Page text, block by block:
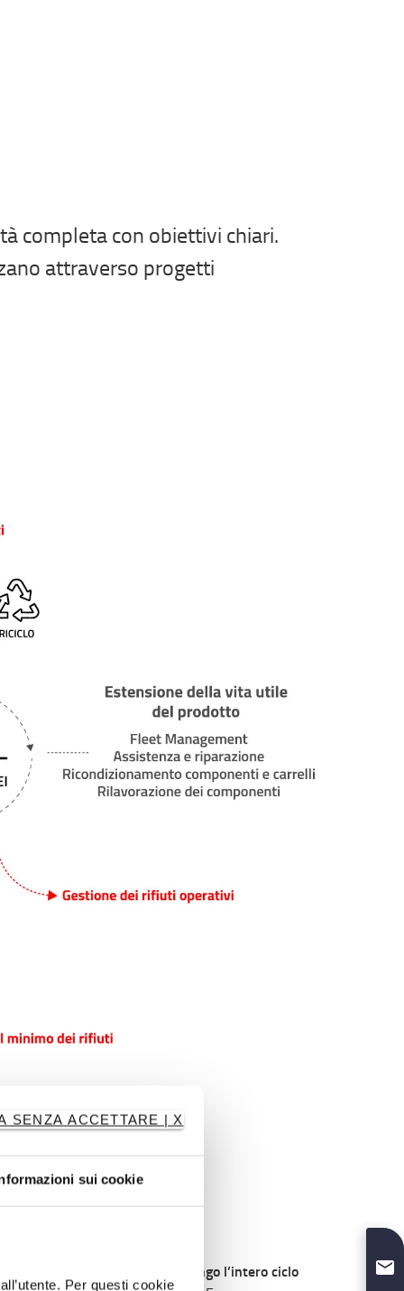
SENZA ACCETTARE | X
sui cookie
Per questi cookie
completa con obiettivi chiari.
attraverso progetti
ogni asset
generi valore lungo l’intero ciclo